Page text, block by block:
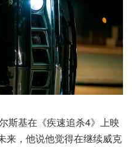
斯基在《疾速追杀4》上映
来，他说他觉得在继续威克